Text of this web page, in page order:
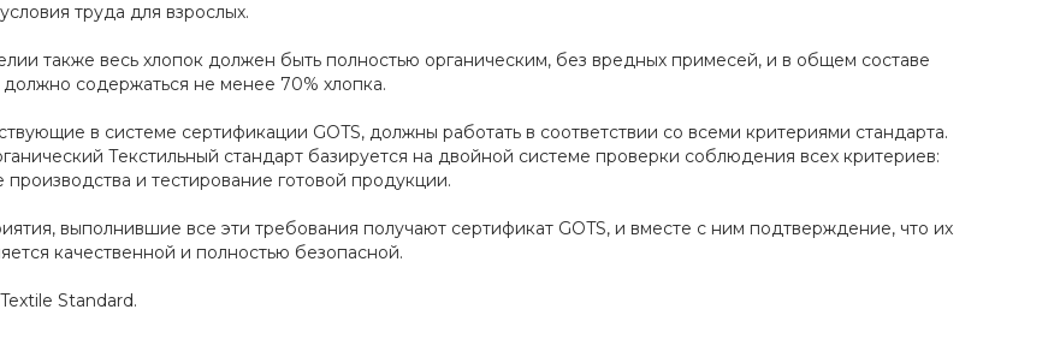
труда для взрослых.
также весь хлопок должен быть полностью органическим, без вредных примесей, и в общем составе
должно содержаться не менее 70% хлопка.
в системе сертификации GOTS, должны работать в соответствии со всеми критериями стандарта.
Текстильный стандарт базируется на двойной системе проверки соблюдения всех критериев:
производства и тестирование готовой продукции.
выполнившие все эти требования получают сертификат GOTS, и вместе с ним подтверждение, что их
качественной и полностью безопасной.
Standard.